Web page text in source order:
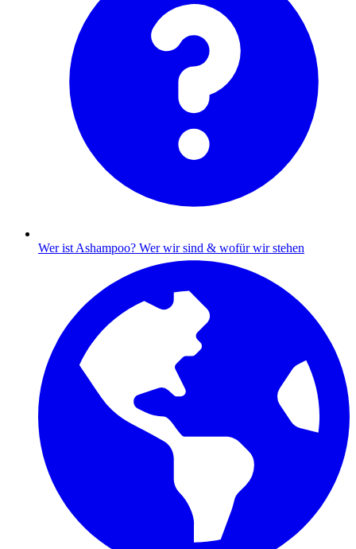
Wer ist Ashampoo? Wer wir sind & wofür wir stehen